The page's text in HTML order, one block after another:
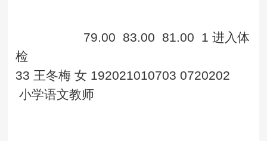
79.00 83.00 81.00 1 进入体
检
33 王冬梅 女 192021010703 0720202
小学语文教师